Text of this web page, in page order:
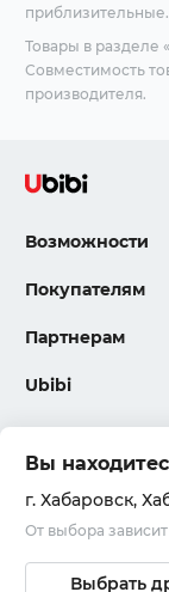
приблизительные.
Товары в разделе
Совместимость
производителя.
Возможности
Покупателям
Партнерам
Ubibi
Политика
Соглашения и
© 2020 – 2026,
Вы
г. Хабаровск,
От выбора
Выбрать